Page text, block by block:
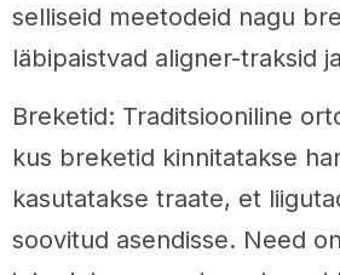
selliseid meetodeid nagu
läbipaistvad aligner-traksid
Breketid: Traditsiooniline
kus breketid kinnitatakse
kasutatakse traate, et
soovitud asendisse. Need